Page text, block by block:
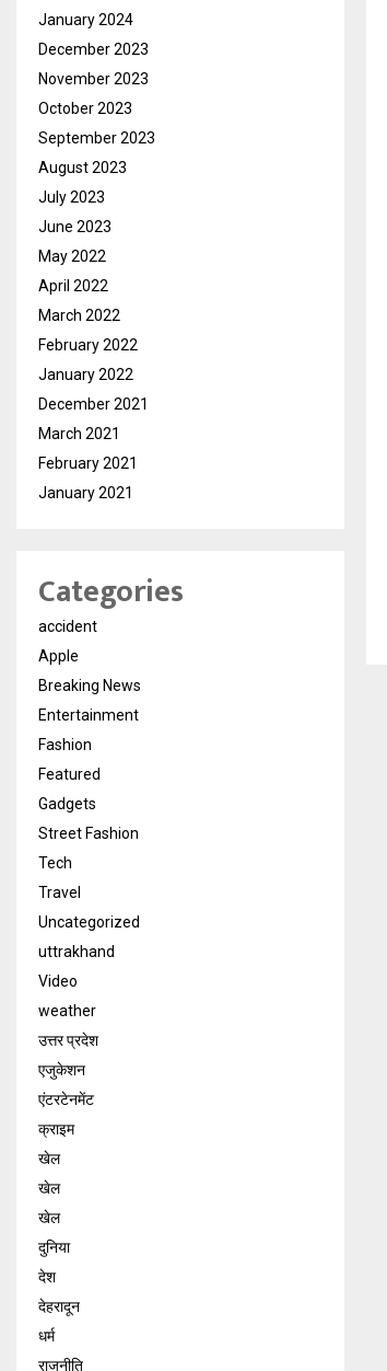
January 2024
December 2023
November 2023
October 2023
September 2023
August 2023
July 2023
June 2023
May 2022
April 2022
March 2022
February 2022
January 2022
December 2021
March 2021
February 2021
January 2021
Categories
accident
Apple
Breaking News
Entertainment
Fashion
Featured
Gadgets
Street Fashion
Tech
Travel
Uncategorized
uttrakhand
Video
weather
उत्तर प्रदेश
एजुकेशन
एंटरटेनमेंट
क्राइम
खेल
खेल
खेल
दुनिया
देश
देहरादून
धर्म
राजनीति